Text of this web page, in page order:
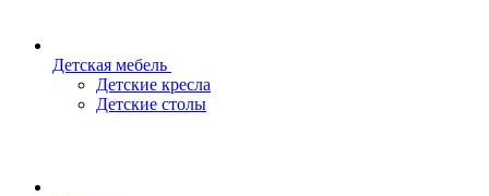
Детская мебель
Детские кресла
Детские столы